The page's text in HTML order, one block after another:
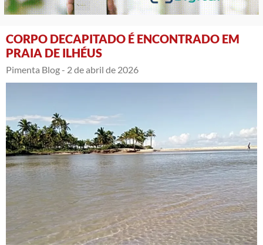
CORPO DECAPITADO É ENCONTRADO EM
PRAIA DE ILHÉUS
Pimenta Blog - 2 de abril de 2026